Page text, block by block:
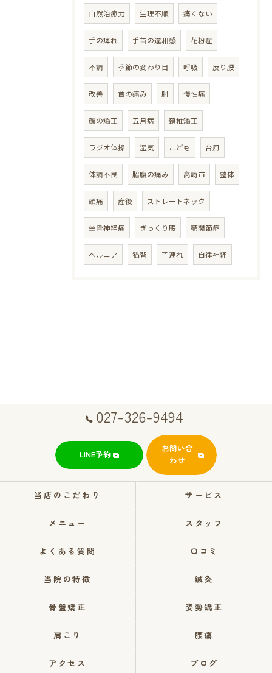
自然治癒力 生理不順 痛くない
手の痺れ 手首の違和感 花粉症
不調 季節の変わり目 呼吸 反り腰
改善 首の痛み 肘 慢性痛
顔の矯正 五月病 頚椎矯正
ラジオ体操 湿気 こども 台風
体調不良 脇腹の痛み 高崎市 整体
頭痛 産後 ストレートネック
坐骨神経痛 ぎっくり腰 顎関節症
ヘルニア 猫背 子連れ 自律神経
027-326-9494
LINE予約
お問い合
わせ
当店のこだわり サービス
メニュー スタッフ
よくある質問 口コミ
当院の特徴 鍼灸
骨盤矯正 姿勢矯正
肩こり 腰痛
アクセス ブログ